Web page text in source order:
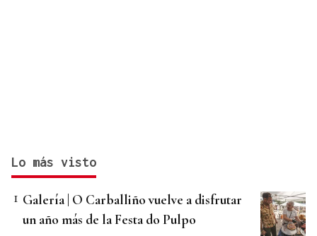
Lo más visto
Galería | O Carballiño vuelve a disfrutar
un año más de la Festa do Pulpo